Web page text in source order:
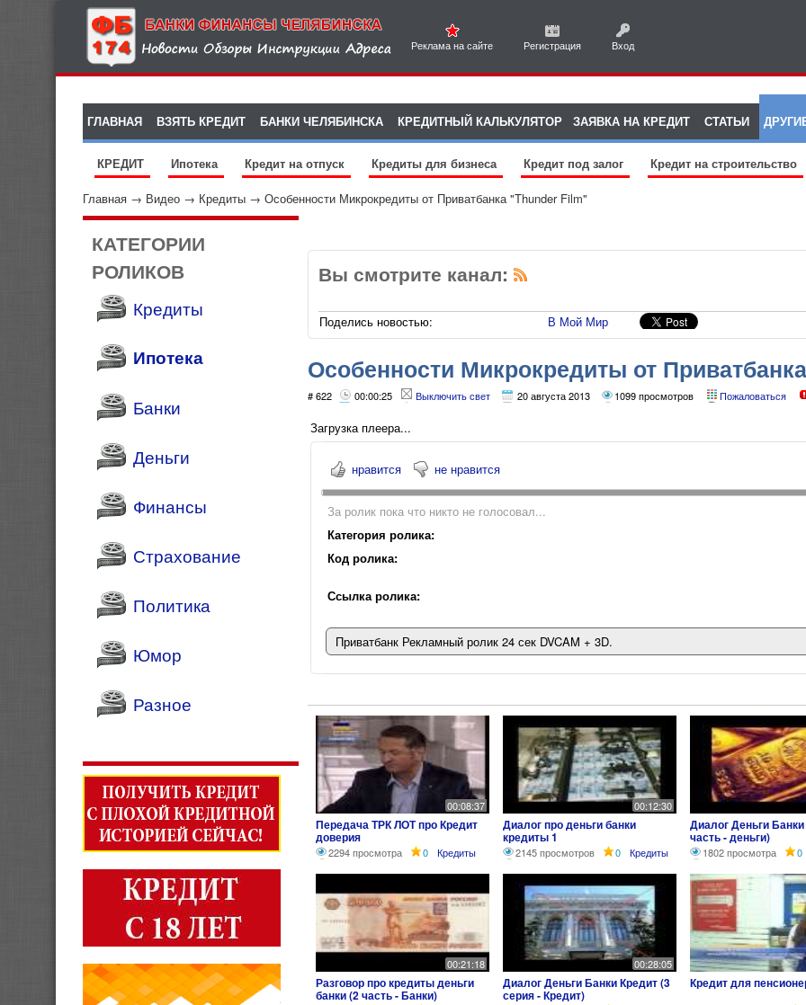
Реклама на сайте Регистрация Вход
ГЛАВНАЯ ВЗЯТЬ КРЕДИТ БАНКИ ЧЕЛЯБИНСКА КРЕДИТНЫЙ КАЛЬКУЛЯТОР ЗАЯВКА НА КРЕДИТ СТАТЬИ
КРЕДИТ Ипотека Кредит на отпуск Кредиты для бизнеса Кредит под залог Кредит на строительство
Главная → Видео → Кредиты → Особенности Микрокредиты от Приватбанка "Thunder Film"
КАТЕГОРИИ
РОЛИКОВ
Кредиты
Ипотека
Банки
Деньги
Финансы
Страхование
Политика
Юмор
Разное
Вы смотрите канал:
Поделись новостью: В Мой Мир
Особенности Микрокредиты от
# 622 00:00:25 Выключить свет 20 августа 2013 1099 просмотров Пожаловаться
Загрузка плеера...
нравится не нравится
За ролик пока что никто не голосовал...
Категория ролика:
Код ролика:
Ссылка ролика:
Приватбанк Рекламный ролик 24 сек DVCAM + 3D.
00:08:37
Передача ТРК ЛОТ про Кредит
доверия
2294 просмотра 0 Кредиты
00:12:30
Диалог про деньги банки
кредиты 1
2145 просмотров 0 Кредиты
Диалог Деньги Банки
часть - деньги)
1802 просмотра 0
00:21:18
Разговор про кредиты деньги
банки (2 часть - Банки)
00:28:05
Диалог Деньги Банки Кредит (3
серия - Кредит)
Кредит для